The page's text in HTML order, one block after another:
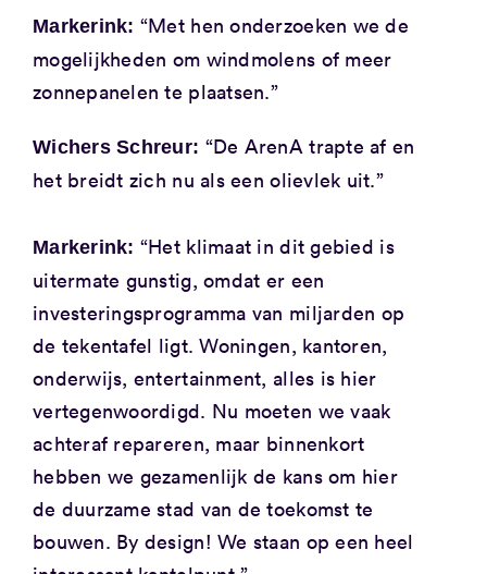
Markerink: “Met hen onderzoeken we de
mogelijkheden om windmolens of meer
zonnepanelen te plaatsen.”
Wichers Schreur: “De ArenA trapte af en
het breidt zich nu als een olievlek uit.”
Markerink: “Het klimaat in dit gebied is
uitermate gunstig, omdat er een
investeringsprogramma van miljarden op
de tekentafel ligt. Woningen, kantoren,
onderwijs, entertainment, alles is hier
vertegenwoordigd. Nu moeten we vaak
achteraf repareren, maar binnenkort
hebben we gezamenlijk de kans om hier
de duurzame stad van de toekomst te
bouwen. By design! We staan op een heel